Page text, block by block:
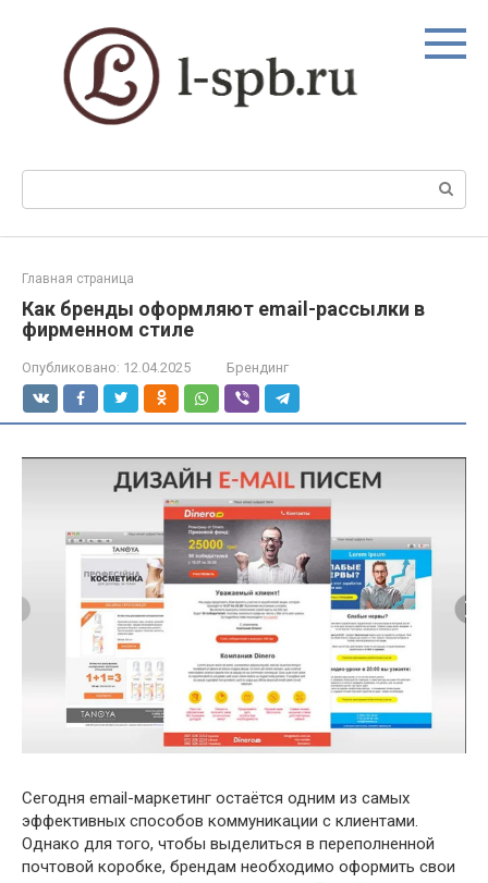
Поиск:
Главная страница
Как бренды оформляют email-рассылки в
фирменном стиле
Опубликовано: 12.04.2025 Брендинг
Сегодня email-маркетинг остаётся одним из самых
эффективных способов коммуникации с клиентами.
Однако для того, чтобы выделиться в переполненной
почтовой коробке, брендам необходимо оформить свои